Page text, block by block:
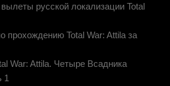
русской локализации Total
прохождению Total War: Attila за
War: Attila. Четыре Всадника
1